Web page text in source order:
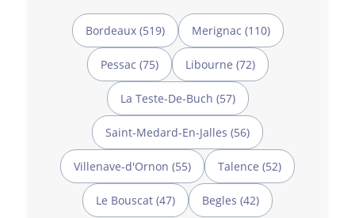
Bordeaux (519) Merignac (110)
Pessac (75) Libourne (72)
La Teste-De-Buch (57)
Saint-Medard-En-Jalles (56)
Villenave-d'Ornon (55) Talence (52)
Le Bouscat (47) Begles (42)